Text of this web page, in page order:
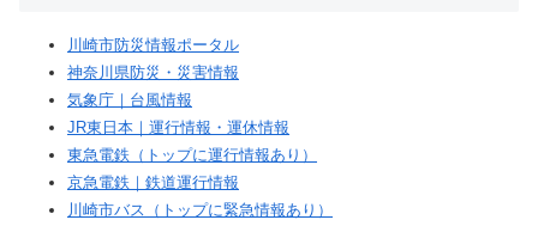
川崎市防災情報ポータル
神奈川県防災・災害情報
気象庁｜台風情報
JR東日本｜運行情報・運休情報
東急電鉄（トップに運行情報あり）
京急電鉄｜鉄道運行情報
川崎市バス（トップに緊急情報あり）